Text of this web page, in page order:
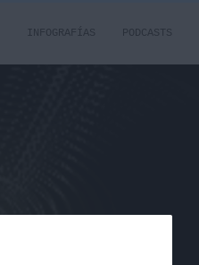
INFOGRAFÍAS PODCASTS